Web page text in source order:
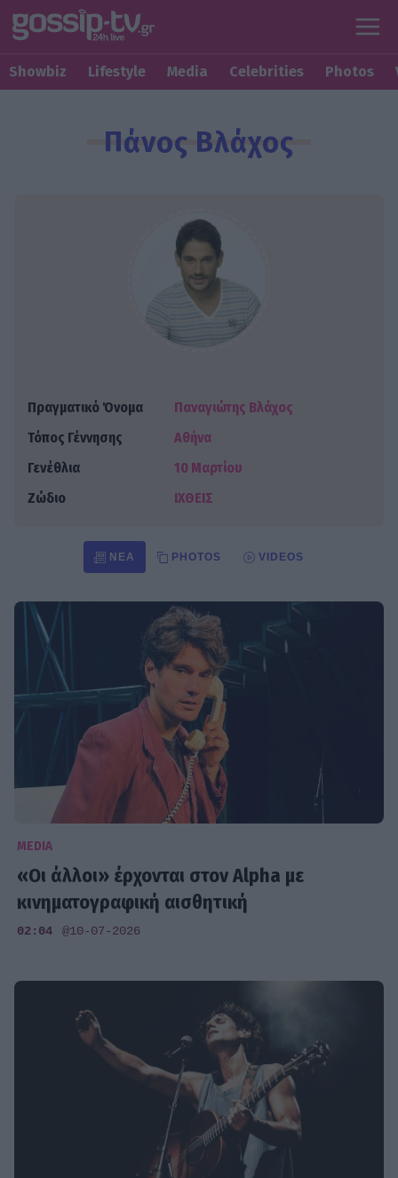
Showbiz Lifestyle Media Celebrities Photos
Πάνος Βλάχος
Πραγματικό Όνομα
Παναγιώτης Βλάχος
Τόπος Γέννησης
Αθήνα
Γενέθλια
10 Μαρτίου
Ζώδιο
ΙΧΘΕΙΣ
ΝΈΑ PHOTOS VIDEOS
MEDIA
«Οι άλλοι» έρχονται στον Alpha με
κινηματογραφική αισθητική
02:04 @10-07-2026